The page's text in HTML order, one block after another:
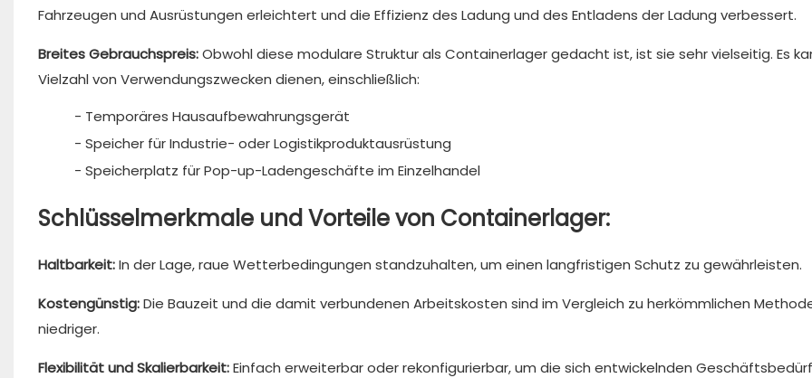
Fahrzeugen und Ausrüstungen erleichtert und die Effizienz des Ladung und des Entladens der Ladung verbessert.
Breites Gebrauchspreis:Obwohl diese modulare Struktur als Containerlager gedacht ist, ist sie sehr vielseitig. Es
Vielzahl von Verwendungszwecken dienen, einschließlich:
- Temporäres Hausaufbewahrungsgerät
- Speicher für Industrie- oder Logistikproduktausrüstung
- Speicherplatz für Pop-up-Ladengeschäfte im Einzelhandel
Schlüsselmerkmale und Vorteile von Containerlager:
Haltbarkeit:In der Lage, raue Wetterbedingungen standzuhalten, um einen langfristigen Schutz zu gewährleisten.
Kostengünstig:Die Bauzeit und die damit verbundenen Arbeitskosten sind im Vergleich zu herkömmlichen
niedriger.
Flexibilität und Skalierbarkeit:Einfach erweiterbar oder rekonfigurierbar, um die sich entwickelnden